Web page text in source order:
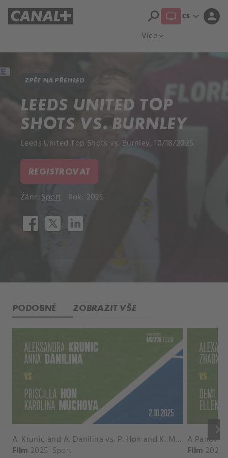
Více expand_more
search CS expand_more person
ZPĚT NA PŘEHLED
LEEDS UNITED TOP
SHOTS VS. BURNLEY
Leeds United Top Shots vs. Burnley, 10/18/2025.
REGISTROVAT
Žánr:Sport Rok: 2025
PODOBNÉ ZOBRAZIT VŠE
keyboard_arrow_right
A. Krunic and A. Danilina vs. P. Hon and K. Muchova Match Highlights - BEIJING_Capital Group Diamond ( October 02, 2025)
Film 2025 Sport Film 2026